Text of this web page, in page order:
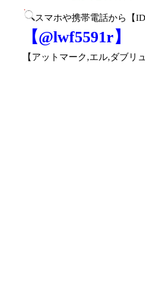
スマホや携帯電話から【
【@lwf5591r】
【アットマーク,エル,ダブリ